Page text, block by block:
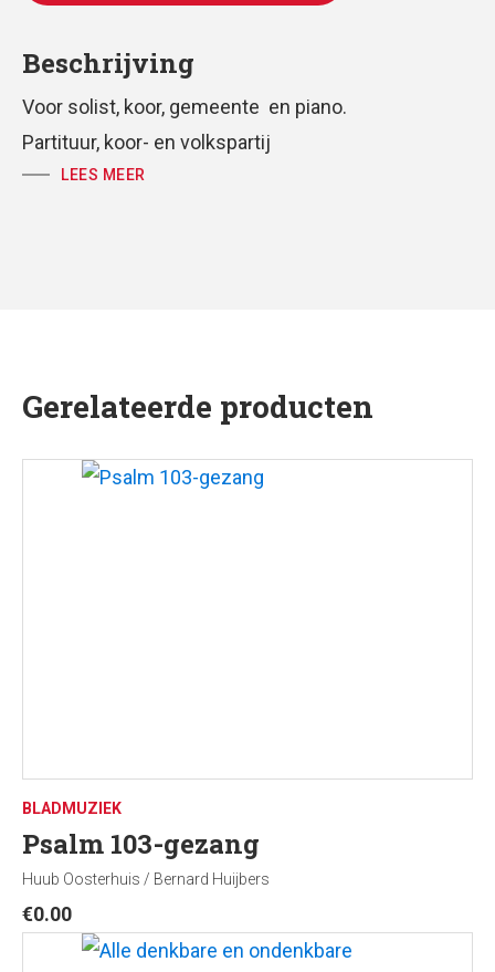
Beschrijving
Voor solist, koor, gemeente en piano.
Partituur, koor- en volkspartij
LEES MEER
Gerelateerde producten
BLADMUZIEK
Psalm 103-gezang
Huub Oosterhuis / Bernard Huijbers
€0.00